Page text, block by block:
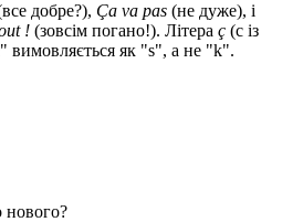
добре?), Ça va pas (не дуже), і
! (зовсім погано!). Літера ç (c із
вимовляється як "s", а не "k".